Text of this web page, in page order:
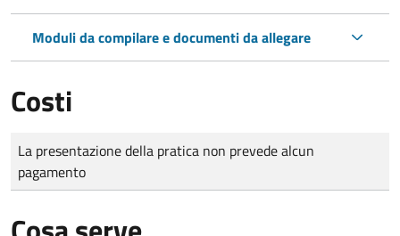
Moduli da compilare e documenti da allegare
Costi
Tipo di pagamento
Importo
La presentazione della pratica non prevede alcun
pagamento